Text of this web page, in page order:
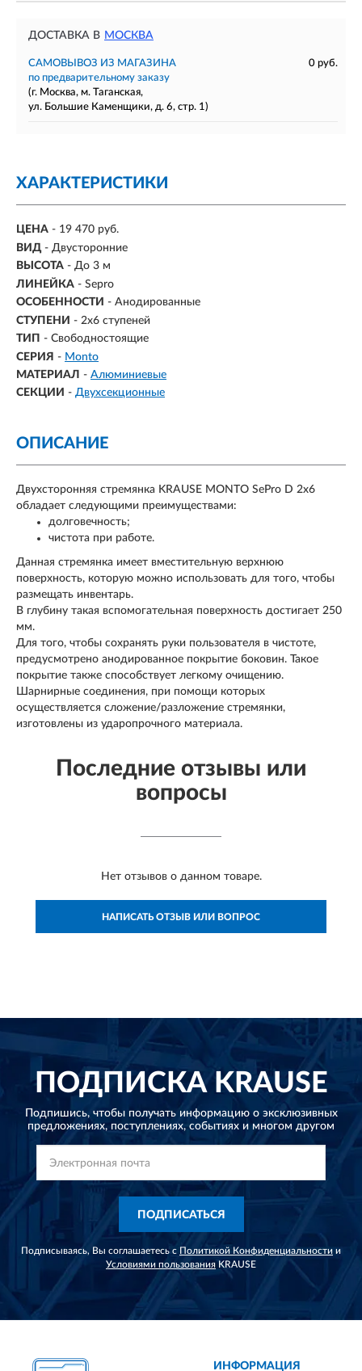
ДОСТАВКА В МОСКВА
САМОВЫВОЗ ИЗ МАГАЗИНА
0 руб.
по предварительному заказу
(г. Москва, м. Таганская,
ул. Большие Каменщики, д. 6, стр. 1)
ХАРАКТЕРИСТИКИ
ЦЕНА - 19 470 руб.
ВИД - Двусторонние
ВЫСОТА - До 3 м
ЛИНЕЙКА - Sepro
ОСОБЕННОСТИ - Анодированные
СТУПЕНИ - 2х6 ступеней
ТИП - Свободностоящие
СЕРИЯ - Monto
МАТЕРИАЛ - Алюминиевые
СЕКЦИИ - Двухсекционные
ОПИСАНИЕ
Двухсторонняя стремянка KRAUSE MONTO SePro D 2х6
обладает следующими преимуществами:
долговечность;
чистота при работе.
Данная стремянка имеет вместительную верхнюю
поверхность, которую можно использовать для того, чтобы
размещать инвентарь.
В глубину такая вспомогательная поверхность достигает 250
мм.
Для того, чтобы сохранять руки пользователя в чистоте,
предусмотрено анодированное покрытие боковин. Такое
покрытие также способствует легкому очищению.
Шарнирные соединения, при помощи которых
осуществляется сложение/разложение стремянки,
изготовлены из ударопрочного материала.
Последние отзывы или
вопросы
Нет отзывов о данном товаре.
НАПИСАТЬ ОТЗЫВ ИЛИ ВОПРОС
ПОДПИСКАKRAUSE
Подпишись, чтобы получать информацию о эксклюзивных
предложениях, поступлениях, событиях и многом другом
ПОДПИСАТЬСЯ
Подписываясь, Вы соглашаетесь с Политикой Конфиденциальности и
Условиями пользования KRAUSE
ИНФОРМАЦИЯ